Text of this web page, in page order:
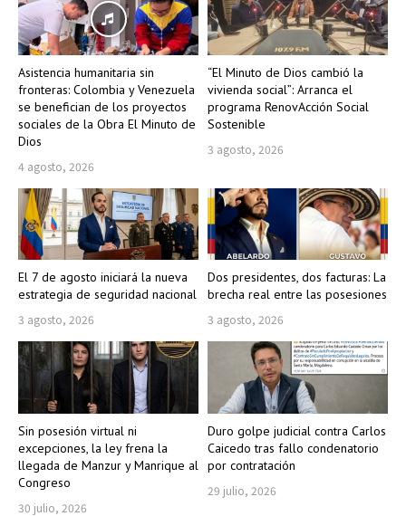
Asistencia humanitaria sin
fronteras: Colombia y Venezuela
se benefician de los proyectos
sociales de la Obra El Minuto de
Dios
4 agosto, 2026
“El Minuto de Dios cambió la
vivienda social”: Arranca el
programa RenovAcción Social
Sostenible
3 agosto, 2026
El 7 de agosto iniciará la nueva
estrategia de seguridad nacional
3 agosto, 2026
Dos presidentes, dos facturas: La
brecha real entre las posesiones
3 agosto, 2026
Sin posesión virtual ni
excepciones, la ley frena la
llegada de Manzur y Manrique al
Congreso
30 julio, 2026
Duro golpe judicial contra Carlos
Caicedo tras fallo condenatorio
por contratación
29 julio, 2026